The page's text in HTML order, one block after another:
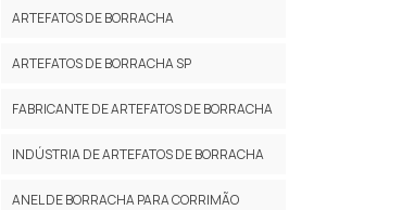
ARTEFATOS DE BORRACHA
ARTEFATOS DE BORRACHA SP
FABRICANTE DE ARTEFATOS DE BORRACHA
INDÚSTRIA DE ARTEFATOS DE BORRACHA
ANEL DE BORRACHA PARA CORRIMÃO